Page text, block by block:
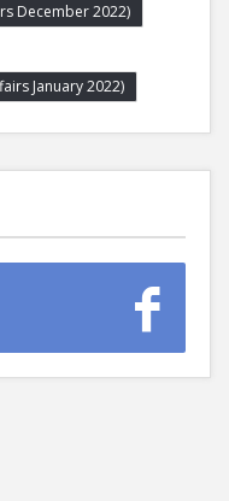
December 2022)
January 2022)